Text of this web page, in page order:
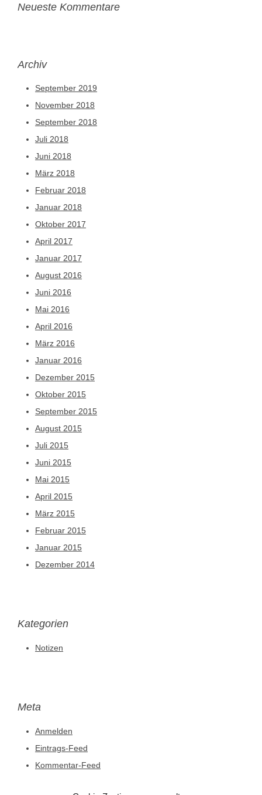
Neueste Kommentare
Archiv
September 2019
November 2018
September 2018
Juli 2018
Juni 2018
März 2018
Februar 2018
Januar 2018
Oktober 2017
April 2017
Januar 2017
August 2016
Juni 2016
Mai 2016
April 2016
März 2016
Januar 2016
Dezember 2015
Oktober 2015
September 2015
August 2015
Juli 2015
Juni 2015
Mai 2015
April 2015
März 2015
Februar 2015
Januar 2015
Dezember 2014
Kategorien
Notizen
Meta
Anmelden
Eintrags-Feed
Kommentar-Feed